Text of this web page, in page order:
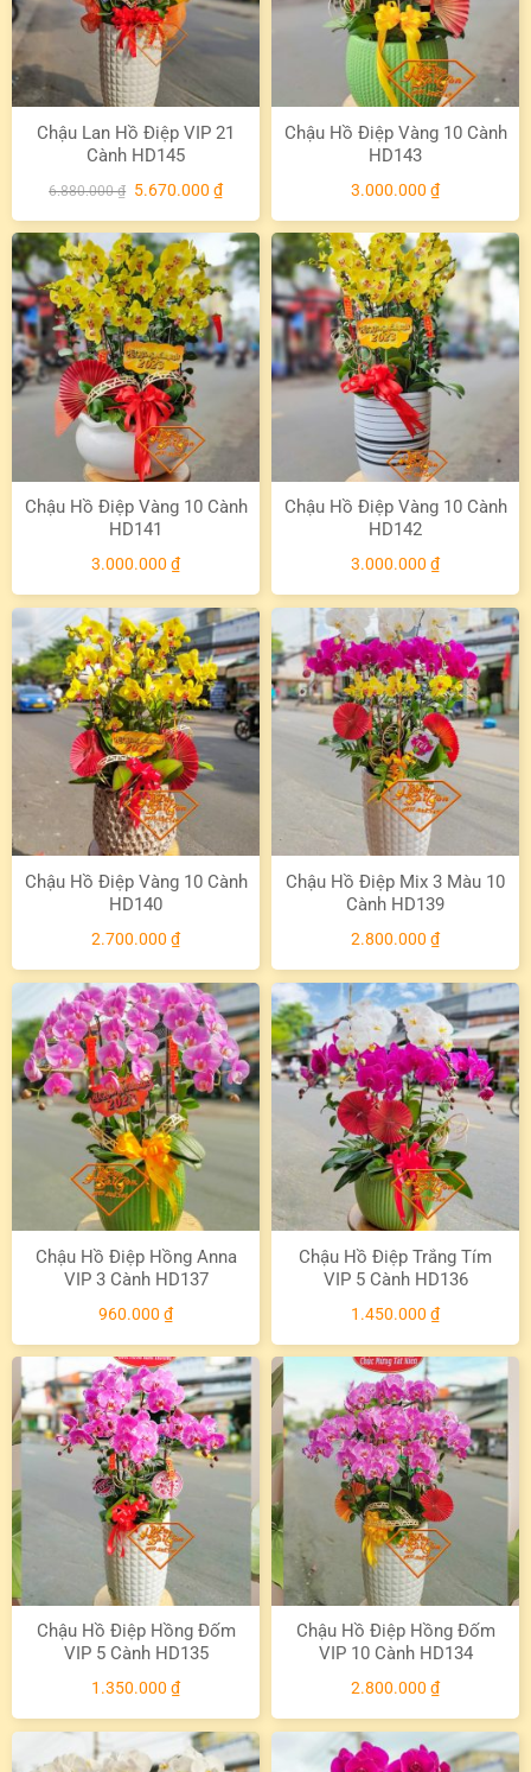
Chậu Lan Hồ Điệp VIP 21
Cành HD145
6.880.000₫ Giá
là:
6.880.000 ₫.
5.670.000 ₫Giá
hiện
tại
là:
5.670.000 ₫.
Chậu Hồ Điệp Vàng 10 Cành
HD143
3.000.000 ₫
Chậu Hồ Điệp Vàng 10 Cành
HD141
3.000.000 ₫
Chậu Hồ Điệp Vàng 10 Cành
HD142
3.000.000 ₫
Chậu Hồ Điệp Vàng 10 Cành
HD140
2.700.000 ₫
Chậu Hồ Điệp Mix 3 Màu 10
Cành HD139
2.800.000 ₫
Chậu Hồ Điệp Hồng Anna
VIP 3 Cành HD137
960.000 ₫
Chậu Hồ Điệp Trắng Tím
VIP 5 Cành HD136
1.450.000 ₫
Chậu Hồ Điệp Hồng Đốm
VIP 5 Cành HD135
1.350.000 ₫
Chậu Hồ Điệp Hồng Đốm
VIP 10 Cành HD134
2.800.000 ₫